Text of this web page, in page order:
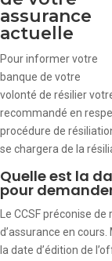
assurance
actuelle
Pour informer votre
banque de votre
volonté de résilier
recommandé en
procédure de
se chargera de la
Quelle est la
pour
Le CCSF préconise
d’assurance en
la date d’édition de